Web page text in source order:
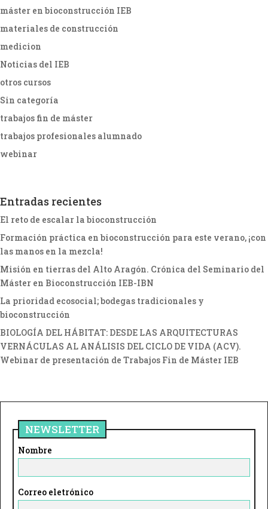
máster en bioconstrucción IEB
materiales de construcción
medicion
Noticias del IEB
otros cursos
Sin categoría
trabajos fin de máster
trabajos profesionales alumnado
webinar
Entradas recientes
El reto de escalar la bioconstrucción
Formación práctica en bioconstrucción para este verano, ¡con
las manos en la mezcla!
Misión en tierras del Alto Aragón. Crónica del Seminario del
Máster en Bioconstrucción IEB-IBN
La prioridad ecosocial; bodegas tradicionales y
bioconstrucción
BIOLOGÍA DEL HÁBITAT: DESDE LAS ARQUITECTURAS
VERNÁCULAS AL ANÁLISIS DEL CICLO DE VIDA (ACV).
Webinar de presentación de Trabajos Fin de Máster IEB
NEWSLETTER
Nombre
Correo eletrónico